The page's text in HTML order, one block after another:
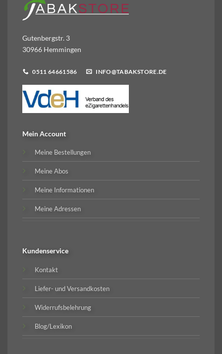
Gutenbergstr. 3
30966 Hemmingen
0511 64661586 INFO@TABAKSTORE.DE
Mein Account
Meine Bestellungen
Meine Abos
Meine Informationen
Meine Adressen
Kundenservice
Kontakt
Liefer- und Versandkosten
Widerrufsbelehrung
Blog/Lexikon